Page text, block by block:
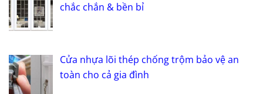
chắc chắn & bền bỉ
Cửa nhựa lõi thép chống trộm bảo vệ an
toàn cho cả gia đình